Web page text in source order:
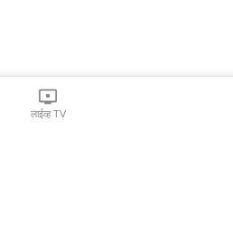
लाईव्ह TV